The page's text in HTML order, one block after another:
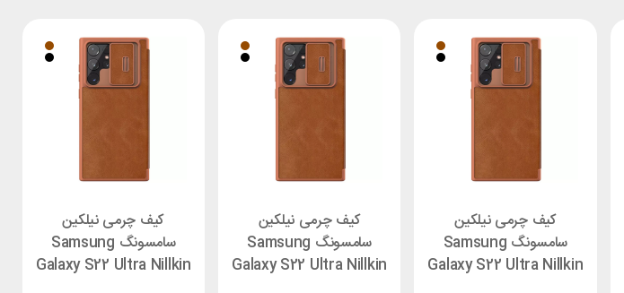
کیف چرمی نیلکین
سامسونگ Samsung
Galaxy S22 Ultra Nillkin
کیف چرمی نیلکین
سامسونگ Samsung
Galaxy S22 Ultra Nillkin
کیف چرمی نیلکین
سامسونگ Samsung
Galaxy S22 Ultra Nillkin